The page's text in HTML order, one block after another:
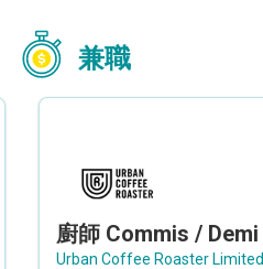
兼職
Urban Coffee Roaster Limited